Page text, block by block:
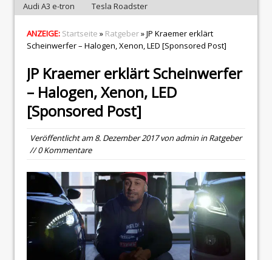
Audi A3 e-tron
Tesla Roadster
ANZEIGE: Startseite » Ratgeber» JP Kraemer erklärt
Scheinwerfer – Halogen, Xenon, LED [Sponsored Post]
JP Kraemer erklärt Scheinwerfer
– Halogen, Xenon, LED
[Sponsored Post]
Veröffentlicht am8. Dezember 2017vonadmininRatgeber
// 0 Kommentare